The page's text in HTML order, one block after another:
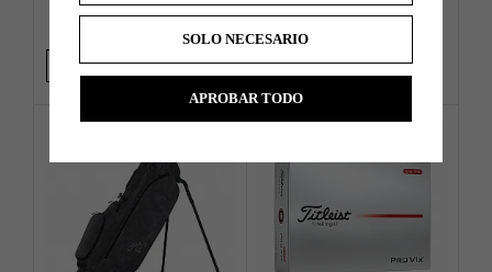
+1
SOLO NECESARIO
APROBAR TODO